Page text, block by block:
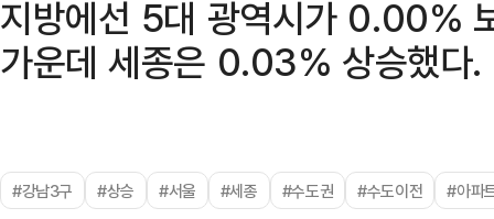
지방에선 5대 광역시가 0.00%
가운데 세종은 0.03% 상승했다.
#강남3구 #상승 #서울 #세종 #수도권 #수도이전 #아파